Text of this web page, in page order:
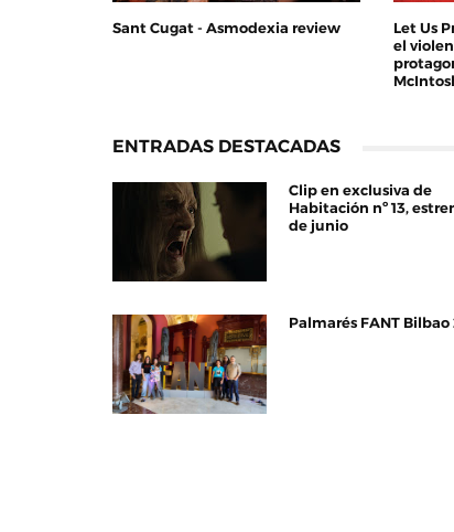
Sant Cugat - Asmodexia review
Let Us
el
ENTRADAS DESTACADAS
Clip en exclusiva de
Habitación nº 13,
de junio
Palmarés FANT Bilbao